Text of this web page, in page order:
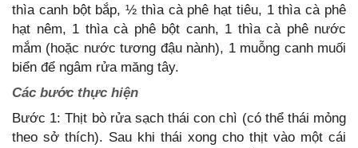
thìa canh bột bắp, ½ thìa cà phê hạt tiêu, 1 thìa cà phê
hạt nêm, 1 thìa cà phê bột canh, 1 thìa cà phê nước
mắm (hoặc nước tương đậu nành), 1 muỗng canh muối
biển để ngâm rửa măng tây.
Các bước thực hiện
Bước 1: Thịt bò rửa sạch thái con chì (có thể thái mỏng
theo sở thích). Sau khi thái xong cho thịt vào một cái